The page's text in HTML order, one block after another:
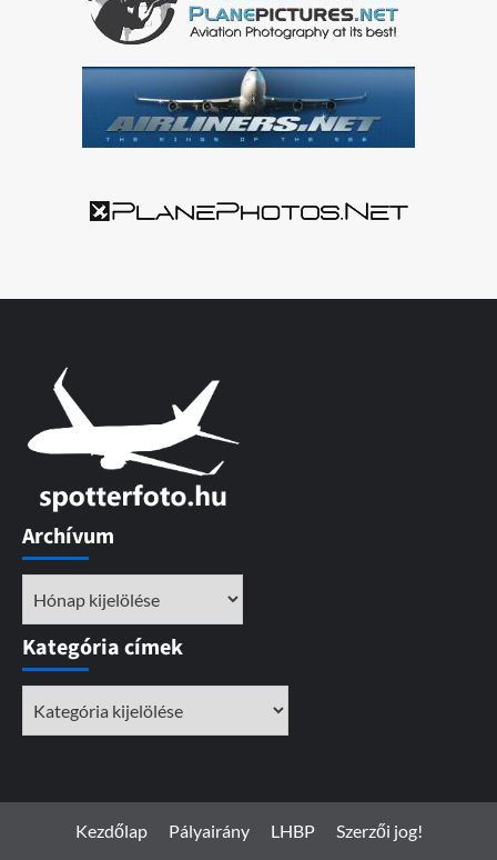
Archívum
Kategória címek
Kezdőlap Pályairány LHBP Szerzői jog!